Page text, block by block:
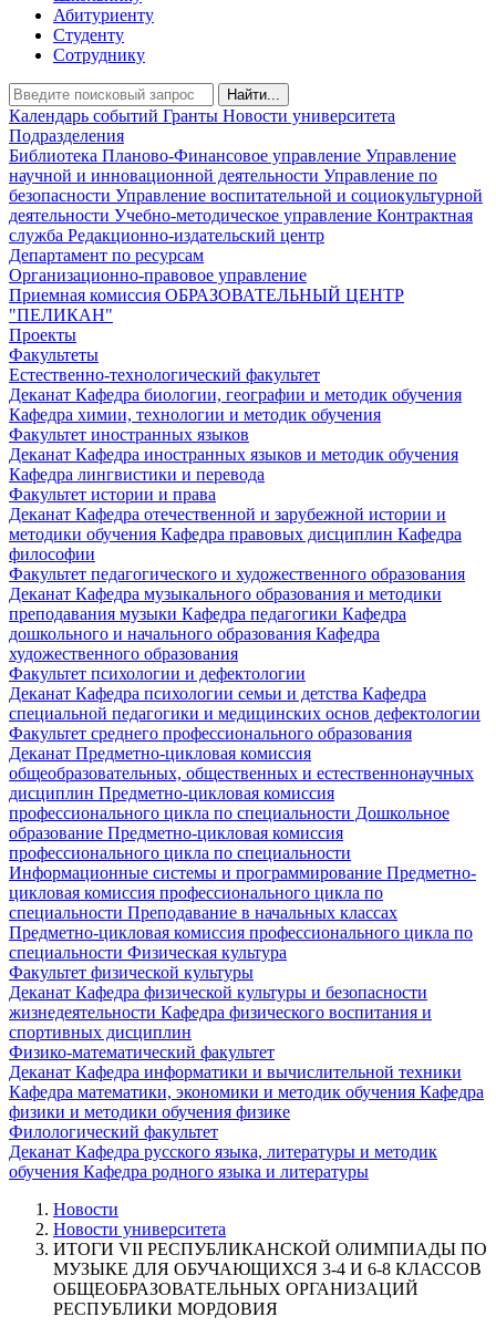
Абитуриенту
Студенту
Сотруднику
Найти...
Календарь событий Гранты Новости университета
Подразделения
Библиотека Планово-Финансовое управление Управление
научной и инновационной деятельности Управление по
безопасности Управление воспитательной и социокультурной
деятельности Учебно-методическое управление Контрактная
служба Редакционно-издательский центр
Департамент по ресурсам
Организационно-правовое управление
Приемная комиссия ОБРАЗОВАТЕЛЬНЫЙ ЦЕНТР
"ПЕЛИКАН"
Проекты
Факультеты
Естественно-технологический факультет
Деканат Кафедра биологии, географии и методик обучения
Кафедра химии, технологии и методик обучения
Факультет иностранных языков
Деканат Кафедра иностранных языков и методик обучения
Кафедра лингвистики и перевода
Факультет истории и права
Деканат Кафедра отечественной и зарубежной истории и
методики обучения Кафедра правовых дисциплин Кафедра
философии
Факультет педагогического и художественного образования
Деканат Кафедра музыкального образования и методики
преподавания музыки Кафедра педагогики Кафедра
дошкольного и начального образования Кафедра
художественного образования
Факультет психологии и дефектологии
Деканат Кафедра психологии семьи и детства Кафедра
специальной педагогики и медицинских основ дефектологии
Факультет среднего профессионального образования
Деканат Предметно-цикловая комиссия
общеобразовательных, общественных и естественнонаучных
дисциплин Предметно-цикловая комиссия
профессионального цикла по специальности Дошкольное
образование Предметно-цикловая комиссия
профессионального цикла по специальности
Информационные системы и программирование Предметно-
цикловая комиссия профессионального цикла по
специальности Преподавание в начальных классах
Предметно-цикловая комиссия профессионального цикла по
специальности Физическая культура
Факультет физической культуры
Деканат Кафедра физической культуры и безопасности
жизнедеятельности Кафедра физического воспитания и
спортивных дисциплин
Физико-математический факультет
Деканат Кафедра информатики и вычислительной техники
Кафедра математики, экономики и методик обучения Кафедра
физики и методики обучения физике
Филологический факультет
Деканат Кафедра русского языка, литературы и методик
обучения Кафедра родного языка и литературы
Новости
Новости университета
ИТОГИ VII РЕСПУБЛИКАНСКОЙ ОЛИМПИАДЫ ПО
МУЗЫКЕ ДЛЯ ОБУЧАЮЩИХСЯ 3-4 И 6-8 КЛАССОВ
ОБЩЕОБРАЗОВАТЕЛЬНЫХ ОРГАНИЗАЦИЙ
РЕСПУБЛИКИ МОРДОВИЯ